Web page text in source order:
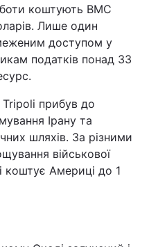
коштують ВМС
Лише один
доступом у
податків понад 33
прибув до
Ірану та
шляхів. За різними
військової
коштує Америці до 1